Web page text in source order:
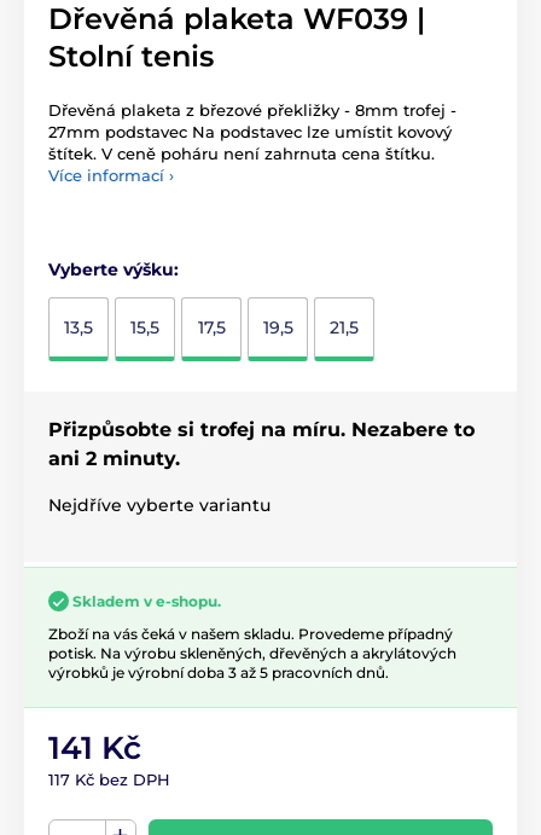
Dřevěná plaketa WF039 |
Stolní tenis
Dřevěná plaketa z březové překližky - 8mm trofej -
27mm podstavec Na podstavec lze umístit kovový
štítek. V ceně poháru není zahrnuta cena štítku.
Více informací ›
Vyberte výšku:
13,5 15,5 17,5 19,5 21,5
Přizpůsobte si trofej na míru. Nezabere to
ani 2 minuty.
Nejdříve vyberte variantu
Skladem v e-shopu.
Zboží na vás čeká v našem skladu. Provedeme případný
potisk. Na výrobu skleněných, dřevěných a akrylátových
výrobků je výrobní doba 3 až 5 pracovních dnů.
141 Kč
117 Kč bez DPH